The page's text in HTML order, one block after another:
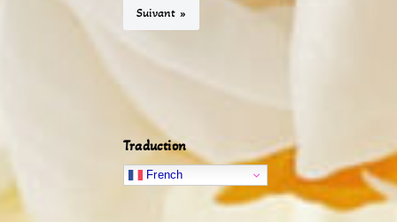
Suivant »
Traduction
French